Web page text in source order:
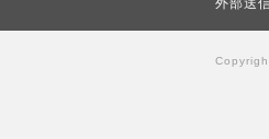
外部送